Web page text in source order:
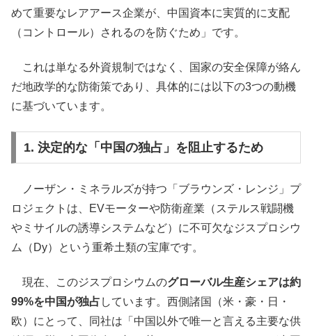
めて重要なレアアース企業が、中国資本に実質的に支配
（コントロール）されるのを防ぐため」です。
これは単なる外資規制ではなく、国家の安全保障が絡ん
だ地政学的な防衛策であり、具体的には以下の3つの動機
に基づいています。
1. 決定的な「中国の独占」を阻止するため
ノーザン・ミネラルズが持つ「ブラウンズ・レンジ」プ
ロジェクトは、EVモーターや防衛産業（ステルス戦闘機
やミサイルの誘導システムなど）に不可欠なジスプロシウ
ム（Dy）という重希土類の宝庫です。
現在、このジスプロシウムのグローバル生産シェアは約
99%を中国が独占 しています。西側諸国（米・豪・日・
欧）にとって、同社は「中国以外で唯一と言える主要な供